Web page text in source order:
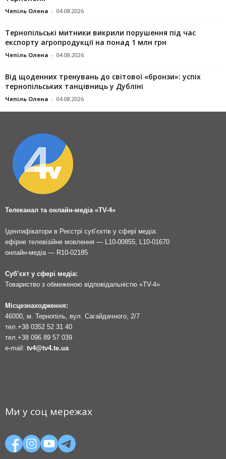
Чепіль Олена - 04.08.2026
Тернопільські митники викрили порушення під час
експорту агропродукції на понад 1 млн грн
Чепіль Олена - 04.08.2026
Від щоденних тренувань до світової «бронзи»: успіх
тернопільських танцівниць у Дубліні
Чепіль Олена - 04.08.2026
Телеканал та онлайн-медіа «TV-4»
Ідентифікатори в Реєстрі суб’єктів у сфері медіа:
ефірне телевізійне мовлення — L10-00855, L10-01670
онлайн-медіа — R10-02185
Суб’єкт у сфері медіа:
Товариство з обмеженою відповідальністю «TV-4»
Місцезнаходження:
46000, м. Тернопіль, вул. Сагайдачного, 2/7
тел. +38 0352 52 31 40
тел. +38 096 89 57 039
e-mail: tv4@tv4.te.ua
Ми у соц мережах